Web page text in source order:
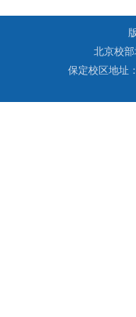
北京校
保定校区地址